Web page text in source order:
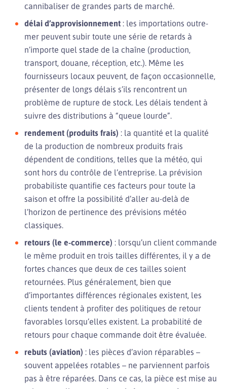
cannibaliser de grandes parts de marché.
délai d’approvisionnement : les importations outre-
mer peuvent subir toute une série de retards à
n’importe quel stade de la chaîne (production,
transport, douane, réception, etc.). Même les
fournisseurs locaux peuvent, de façon occasionnelle,
présenter de longs délais s’ils rencontrent un
problème de rupture de stock. Les délais tendent à
suivre des distributions à “queue lourde”.
rendement (produits frais) : la quantité et la qualité
de la production de nombreux produits frais
dépendent de conditions, telles que la météo, qui
sont hors du contrôle de l’entreprise. La prévision
probabiliste quantifie ces facteurs pour toute la
saison et offre la possibilité d’aller au-delà de
l’horizon de pertinence des prévisions météo
classiques.
retours (le e-commerce) : lorsqu’un client commande
le même produit en trois tailles différentes, il y a de
fortes chances que deux de ces tailles soient
retournées. Plus généralement, bien que
d’importantes différences régionales existent, les
clients tendent à profiter des politiques de retour
favorables lorsqu’elles existent. La probabilité de
retours pour chaque commande doit être évaluée.
rebuts (aviation) : les pièces d’avion réparables –
souvent appelées rotables – ne parviennent parfois
pas à être réparées. Dans ce cas, la pièce est mise au